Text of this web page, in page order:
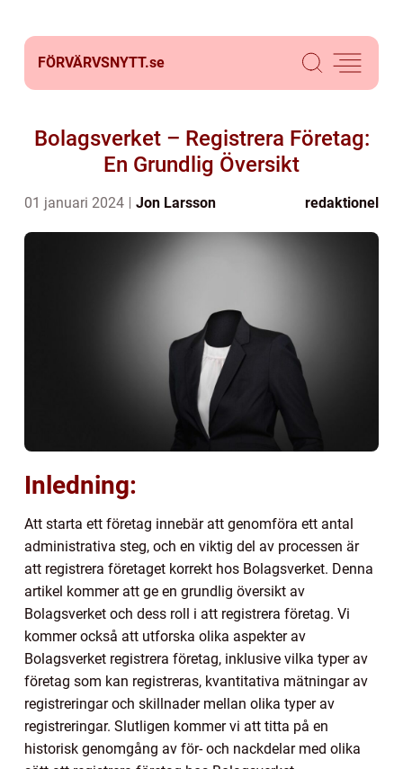
FÖRVÄRVSNYTT.se
Bolagsverket – Registrera Företag:
En Grundlig Översikt
01 januari 2024 Jon Larsson redaktionel
Inledning:
Att starta ett företag innebär att genomföra ett antal
administrativa steg, och en viktig del av processen är
att registrera företaget korrekt hos Bolagsverket. Denna
artikel kommer att ge en grundlig översikt av
Bolagsverket och dess roll i att registrera företag. Vi
kommer också att utforska olika aspekter av
Bolagsverket registrera företag, inklusive vilka typer av
företag som kan registreras, kvantitativa mätningar av
registreringar och skillnader mellan olika typer av
registreringar. Slutligen kommer vi att titta på en
historisk genomgång av för- och nackdelar med olika